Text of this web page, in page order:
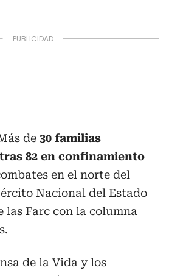
de 30 familias
82 en confinamiento
en el norte del
Nacional del Estado
las Farc con la columna
de la Vida y los